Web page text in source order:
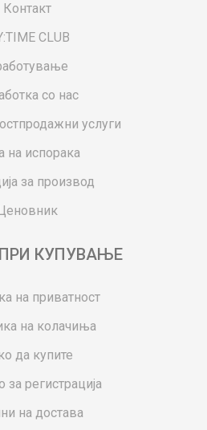
Контакт
CLUB
со нас
услуги
на испорака
за производ
КУПУВАЊЕ
на приватност
на колачиња
да купите
за регистрација
на достава